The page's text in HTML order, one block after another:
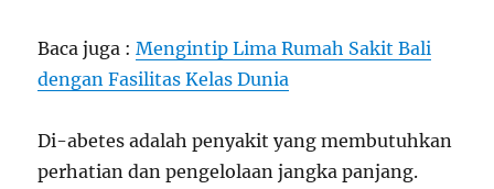
Baca juga :Mengintip Lima Rumah Sakit Bali
dengan Fasilitas Kelas Dunia
Di-abetes adalah penyakit yang membutuhkan
perhatian dan pengelolaan jangka panjang.